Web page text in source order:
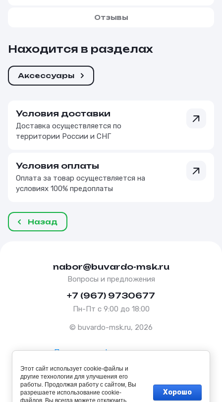
Отзывы
Находится в разделах
Аксессуары
Условия доставки
Доставка осуществляется по
территории России и СНГ
Условия оплаты
Оплата за товар осуществляется на
условиях 100% предоплаты
Назад
nabor@buvardo-msk.ru
Вопросы и предложения
+7 (967) 9730677
Пн-Пт с 9:00 до 18:00
© buvardo-msk.ru, 2026
Политика конфиденциальности
Оферта
Этот сайт использует cookie-файлы и
другие технологии для улучшения его
работы. Продолжая работу с сайтом, Вы
разрешаете использование cookie-
файлов. Вы всегда можете отключить
Хорошо